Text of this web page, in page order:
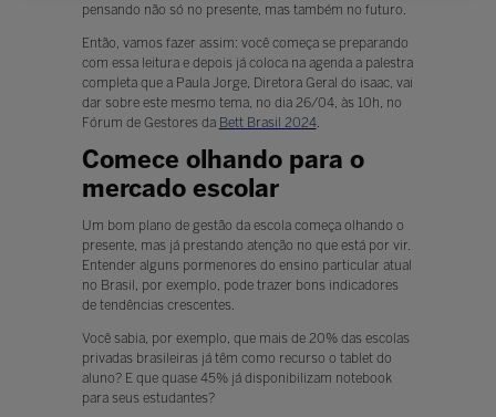
pensando não só no presente, mas também no futuro.
Então, vamos fazer assim: você começa se preparando
com essa leitura e depois já coloca na agenda a palestra
completa que a Paula Jorge, Diretora Geral do isaac, vai
dar sobre este mesmo tema, no dia 26/04, às 10h, no
Fórum de Gestores da Bett Brasil 2024.
Comece olhando para o
mercado escolar
Um bom plano de gestão da escola começa olhando o
presente, mas já prestando atenção no que está por vir.
Entender alguns pormenores do ensino particular atual
no Brasil, por exemplo, pode trazer bons indicadores
de tendências crescentes.
Você sabia, por exemplo, que mais de 20% das escolas
privadas brasileiras já têm como recurso o tablet do
aluno? E que quase 45% já disponibilizam notebook
para seus estudantes?